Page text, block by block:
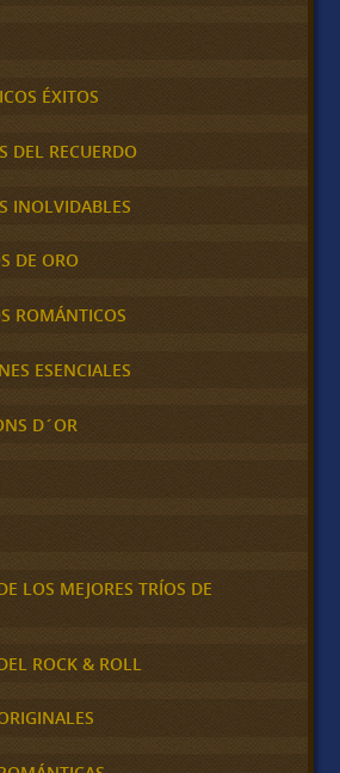
ÉXITOS
DEL RECUERDO
INOLVIDABLES
DE ORO
ROMÁNTICOS
ESENCIALES
D´OR
LOS MEJORES TRÍOS DE
ROCK & ROLL